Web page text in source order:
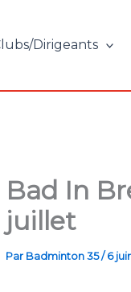
Dirigeants
Bad In
juillet
Par Badminton 35/6